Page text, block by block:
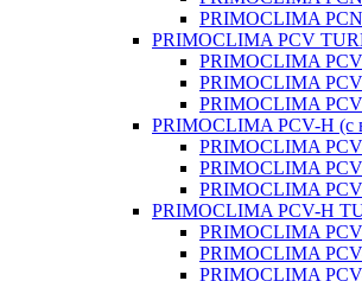
PRIMOCLIMA
PRIMOCLIMA PCV
PRIMOCLIMA
PRIMOCLIMA
PRIMOCLIMA
PRIMOCLIMA PCV-H (c
PRIMOCLIMA
PRIMOCLIMA
PRIMOCLIMA
PRIMOCLIMA PCV-H
PRIMOCLIMA
PRIMOCLIMA
PRIMOCLIMA